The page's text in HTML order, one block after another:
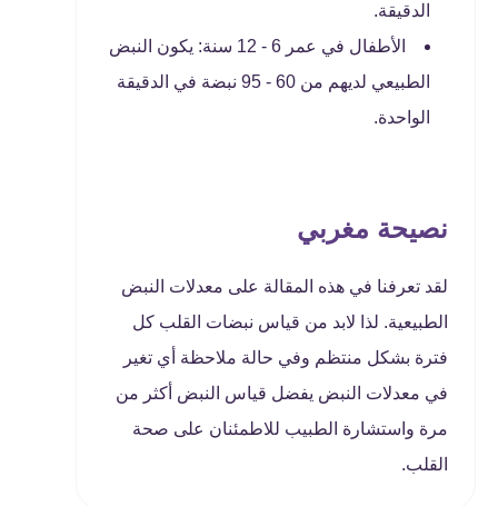
الدقيقة.
الأطفال في عمر 6 - 12 سنة: يكون النبض
الطبيعي لديهم من 60 - 95 نبضة في الدقيقة
الواحدة.
نصيحة مغربي
لقد تعرفنا في هذه المقالة على معدلات النبض
الطبيعية. لذا لابد من قياس نبضات القلب كل
فترة بشكل منتظم وفي حالة ملاحظة أي تغير
في معدلات النبض يفضل قياس النبض أكثر من
مرة واستشارة الطبيب للاطمئنان على صحة
القلب.